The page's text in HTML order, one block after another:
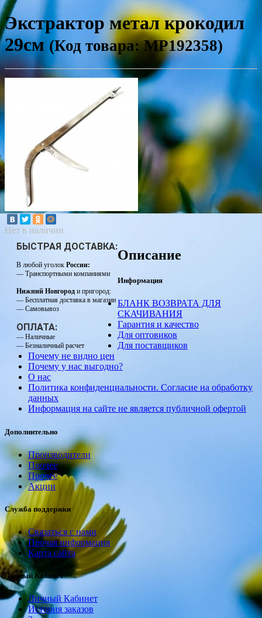
Экстрактор метал крокодил
29см (Код товара: МР192358)
Нет в наличии
БЫСТРАЯ ДОСТАВКА:
В любой уголок России:
— Транспортными компаниями
Нижний Новгород и пригород:
— Бесплатная доставка в магазин
— Самовывоз
ОПЛАТА:
— Наличные
— Безналичный расчет
Описание
Информация
БЛАНК ВОЗВРАТА ДЛЯ
СКАЧИВАНИЯ
Гарантия и качество
Для оптовиков
Для поставщиков
Почему не видно цен
Почему у нас выгодно?
О нас
Политика конфиденциальности. Согласие на обработку
данных
Информация на сайте не является публичной офертой
Дополнительно
Производители
Прочее
Прочее
Акции
Служба поддержки
Связаться с нами
Прочая информация
Карта сайта
Личный Кабинет
Личный Кабинет
История заказов